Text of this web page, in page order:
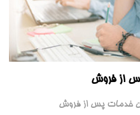
از فروش
خدمات پس از فروش